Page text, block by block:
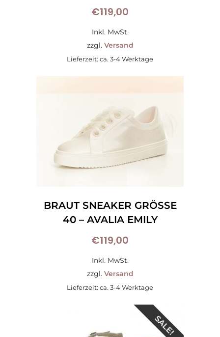
€119,00
Inkl. MwSt.
zzgl. Versand
Lieferzeit: ca. 3-4 Werktage
BRAUT SNEAKER GRÖSSE 4
0 – AVALIA EMILY
€119,00
Inkl. MwSt.
zzgl. Versand
Lieferzeit: ca. 3-4 Werktage
SALE!